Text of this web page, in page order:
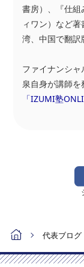
書房）、『仕
ィワン）など
湾、中国で翻訳
ファイナンシャ
泉自身が講師
「IZUMI塾
代表ブログ